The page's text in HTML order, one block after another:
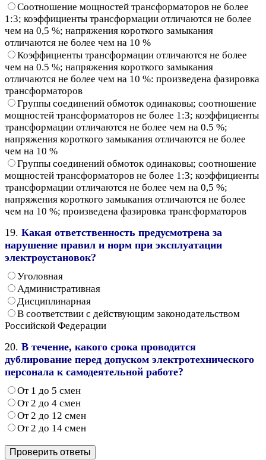
Соотношение мощностей трансформаторов не более
1:3; коэффициенты трансформации отличаются не более
чем на 0,5 %; напряжения короткого замыкания
отличаются не более чем на 10 %
Коэффициенты трансформации отличаются не более
чем на 0.5 %; напряжения короткого замыкания
отличаются не более чем на 10 %: произведена фазировка
трансформаторов
Группы соединений обмоток одинаковы; соотношение
мощностей трансформаторов не более 1:3; коэффициенты
трансформации отличаются не более чем на 0.5 %;
напряжения короткого замыкания отличаются не более
чем на 10 %
Группы соединений обмоток одинаковы; соотношение
мощностей трансформаторов не более 1:3; коэффициенты
трансформации отличаются не более чем на 0,5 %;
напряжения короткого замыкания отличаются не более
чем на 10 %; произведена фазировка трансформаторов
19. Какая ответственность предусмотрена за
нарушение правил и норм при эксплуатации
электроустановок?
Уголовная
Административная
Дисциплинарная
В соответствии с действующим законодательством
Российской Федерации
20. В течение, какого срока проводится
дублирование перед допуском электротехнического
персонала к самодеятельной работе?
От 1 до 5 смен
От 2 до 4 смен
От 2 до 12 смен
От 2 до 14 смен